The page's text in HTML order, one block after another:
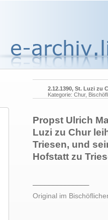
2.12.1390, St. Luzi zu
Kategorie: Chur,
Propst Ulrich
Luzi zu Chur
Triesen, und
Hofstatt zu
Original im